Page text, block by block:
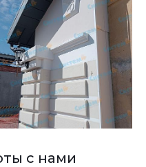
с нами